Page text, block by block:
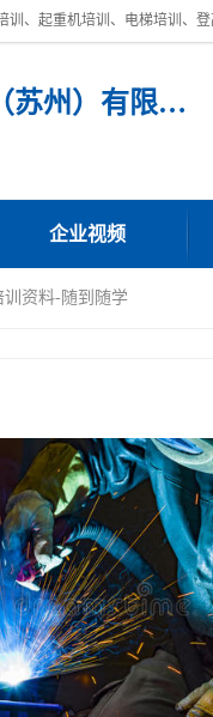
宏远特种作业人员培训（苏州）有限公司
企业视频
资料-随到随学